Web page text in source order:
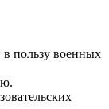
в пользу военных